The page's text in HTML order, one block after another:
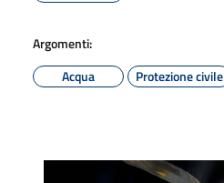
Argomenti:
Acqua
Protezione civile